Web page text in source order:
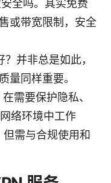
全吗。其实免费
或带宽限制，安全
并非总是如此，
量同样重要。
需要保护隐私、
络环境中工作
需与合规使用和